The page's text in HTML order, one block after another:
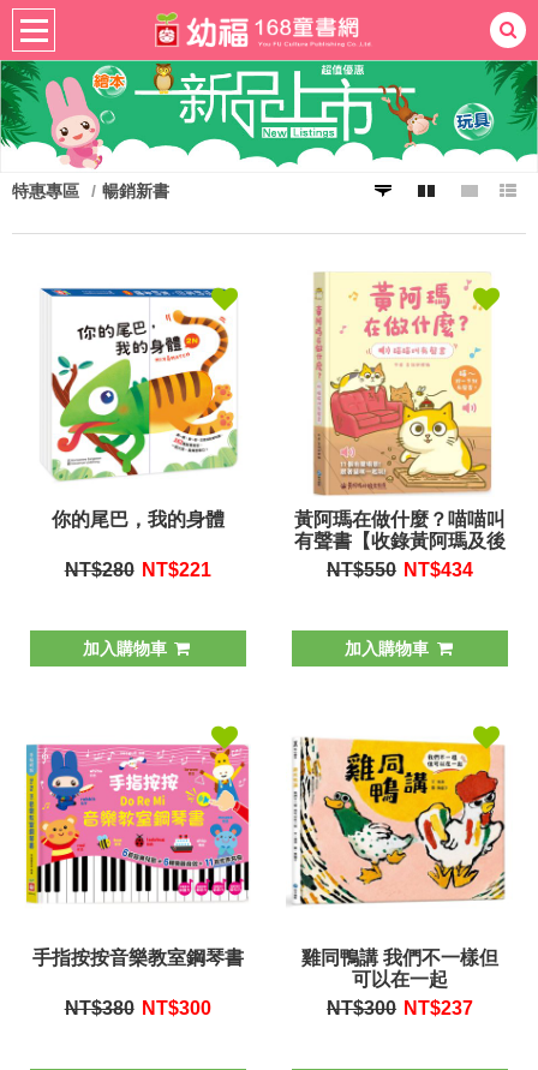
熱門：忍者兔 ㄅㄆㄇ學習桌遊掛圖
手指按按
拼圖練習本 積木 黏土有聲
特惠專區 暢銷新書
你的尾巴，我的身體
NT$280 NT$221
加入購物車
黃阿瑪在做什麼？喵喵叫
有聲書【收錄黃阿瑪及後
宮貓咪的真實喵叫聲】
NT$550 NT$434
加入購物車
手指按按音樂教室鋼琴書
NT$380 NT$300
雞同鴨講 我們不一樣但
可以在一起
NT$300 NT$237